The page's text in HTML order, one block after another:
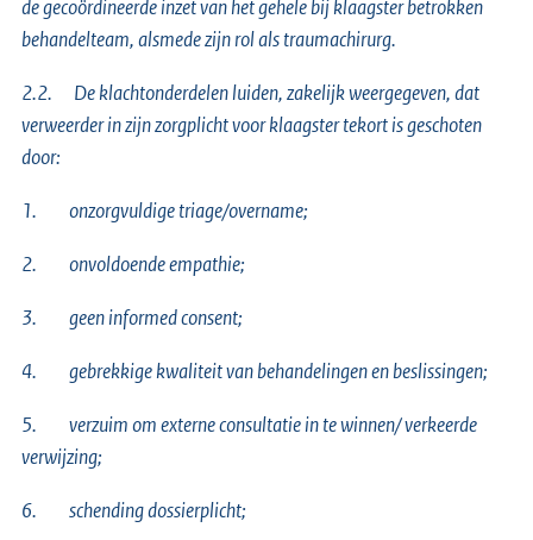
de gecoördineerde inzet van het gehele bij klaagster betrokken
behandelteam, alsmede zijn rol als traumachirurg.
2.2. De klachtonderdelen luiden, zakelijk weergegeven, dat
verweerder in zijn zorgplicht voor klaagster tekort is geschoten
door:
1. onzorgvuldige triage/overname;
2. onvoldoende empathie;
3. geen informed consent;
4. gebrekkige kwaliteit van behandelingen en beslissingen;
5. verzuim om externe consultatie in te winnen/ verkeerde
verwijzing;
6. schending dossierplicht;